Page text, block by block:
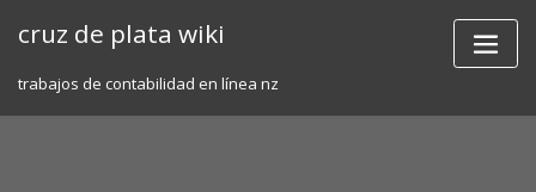
cruz de plata wiki
trabajos de contabilidad en línea nz